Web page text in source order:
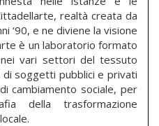
realtà creata da
‘90, e ne diviene la visione
è un laboratorio formato
vari settori del tessuto
di soggetti pubblici e privati
cambiamento sociale, per
della trasformazione